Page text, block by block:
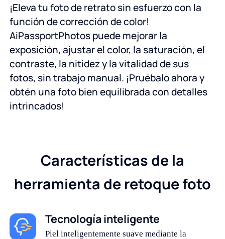
¡Eleva tu foto de retrato sin esfuerzo con la
función de corrección de color!
AiPassportPhotos puede mejorar la
exposición, ajustar el color, la saturación, el
contraste, la nitidez y la vitalidad de sus
fotos, sin trabajo manual. ¡Pruébalo ahora y
obtén una foto bien equilibrada con detalles
intrincados!
Características de la
herramienta de retoque foto
Tecnología inteligente
Piel inteligentemente suave mediante la